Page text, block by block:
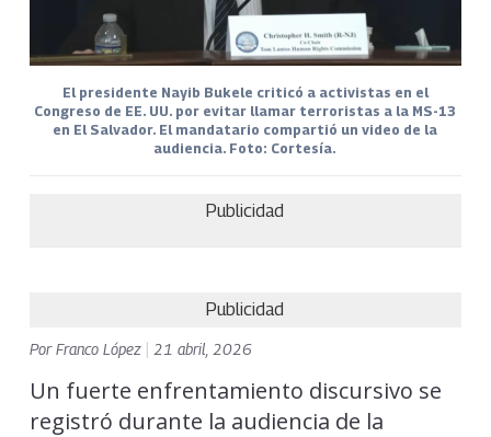
El presidente Nayib Bukele criticó a activistas en el
Congreso de EE. UU. por evitar llamar terroristas a la MS-13
en El Salvador. El mandatario compartió un video de la
audiencia. Foto: Cortesía.
Publicidad
Publicidad
PorFranco López 21 abril, 2026
Un fuerte enfrentamiento discursivo se
registró durante la audiencia de la